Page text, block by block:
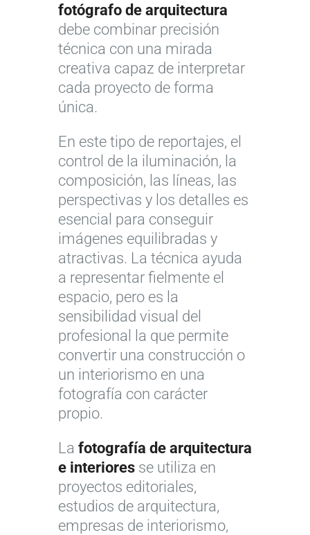
fotógrafo de arquitectura
debe combinar precisión
técnica con una mirada
creativa capaz de interpretar
cada proyecto de forma
única.
En este tipo de reportajes, el
control de la iluminación, la
composición, las líneas, las
perspectivas y los detalles es
esencial para conseguir
imágenes equilibradas y
atractivas. La técnica ayuda
a representar fielmente el
espacio, pero es la
sensibilidad visual del
profesional la que permite
convertir una construcción o
un interiorismo en una
fotografía con carácter
propio.
La fotografía de arquitectura
e interiores se utiliza en
proyectos editoriales,
estudios de arquitectura,
empresas de interiorismo,